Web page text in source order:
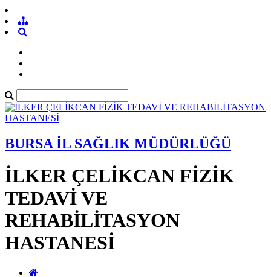
BURSA İL SAĞLIK MÜDÜRLÜĞÜ
İLKER ÇELİKCAN FİZİK
TEDAVİ VE
REHABİLİTASYON
HASTANESİ